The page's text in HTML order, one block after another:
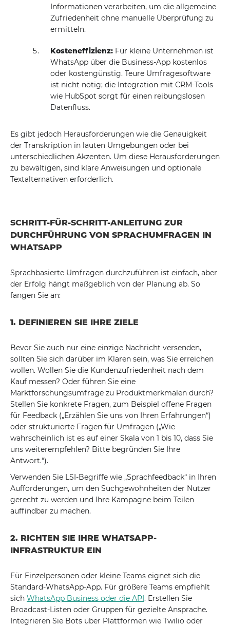
Informationen verarbeiten, um die allgemeine
Zufriedenheit ohne manuelle Überprüfung zu
ermitteln.
Kosteneffizienz: Für kleine Unternehmen ist
WhatsApp über die Business-App kostenlos
oder kostengünstig. Teure Umfragesoftware
ist nicht nötig; die Integration mit CRM-Tools
wie HubSpot sorgt für einen reibungslosen
Datenfluss.
Es gibt jedoch Herausforderungen wie die Genauigkeit
der Transkription in lauten Umgebungen oder bei
unterschiedlichen Akzenten. Um diese Herausforderungen
zu bewältigen, sind klare Anweisungen und optionale
Textalternativen erforderlich.
SCHRITT-FÜR-SCHRITT-ANLEITUNG ZUR
DURCHFÜHRUNG VON SPRACHUMFRAGEN IN
WHATSAPP
Sprachbasierte Umfragen durchzuführen ist einfach, aber
der Erfolg hängt maßgeblich von der Planung ab. So
fangen Sie an:
1. DEFINIEREN SIE IHRE ZIELE
Bevor Sie auch nur eine einzige Nachricht versenden,
sollten Sie sich darüber im Klaren sein, was Sie erreichen
wollen. Wollen Sie die Kundenzufriedenheit nach dem
Kauf messen? Oder führen Sie eine
Marktforschungsumfrage zu Produktmerkmalen durch?
Stellen Sie konkrete Fragen, zum Beispiel offene Fragen
für Feedback („Erzählen Sie uns von Ihren Erfahrungen“)
oder strukturierte Fragen für Umfragen („Wie
wahrscheinlich ist es auf einer Skala von 1 bis 10, dass Sie
uns weiterempfehlen? Bitte begründen Sie Ihre
Antwort.“).
Verwenden Sie LSI-Begriffe wie „Sprachfeedback“ in Ihren
Aufforderungen, um den Suchgewohnheiten der Nutzer
gerecht zu werden und Ihre Kampagne beim Teilen
auffindbar zu machen.
2. RICHTEN SIE IHRE WHATSAPP-
INFRASTRUKTUR EIN
Für Einzelpersonen oder kleine Teams eignet sich die
Standard-WhatsApp-App. Für größere Teams empfiehlt
sich WhatsApp Business oder die API. Erstellen Sie
Broadcast-Listen oder Gruppen für gezielte Ansprache.
Integrieren Sie Bots über Plattformen wie Twilio oder